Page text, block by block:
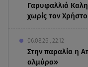
Γαρυφαλλιά
χωρίς τον
06.08.26 , 22:12
Στην παραλία η
αλμύρα»